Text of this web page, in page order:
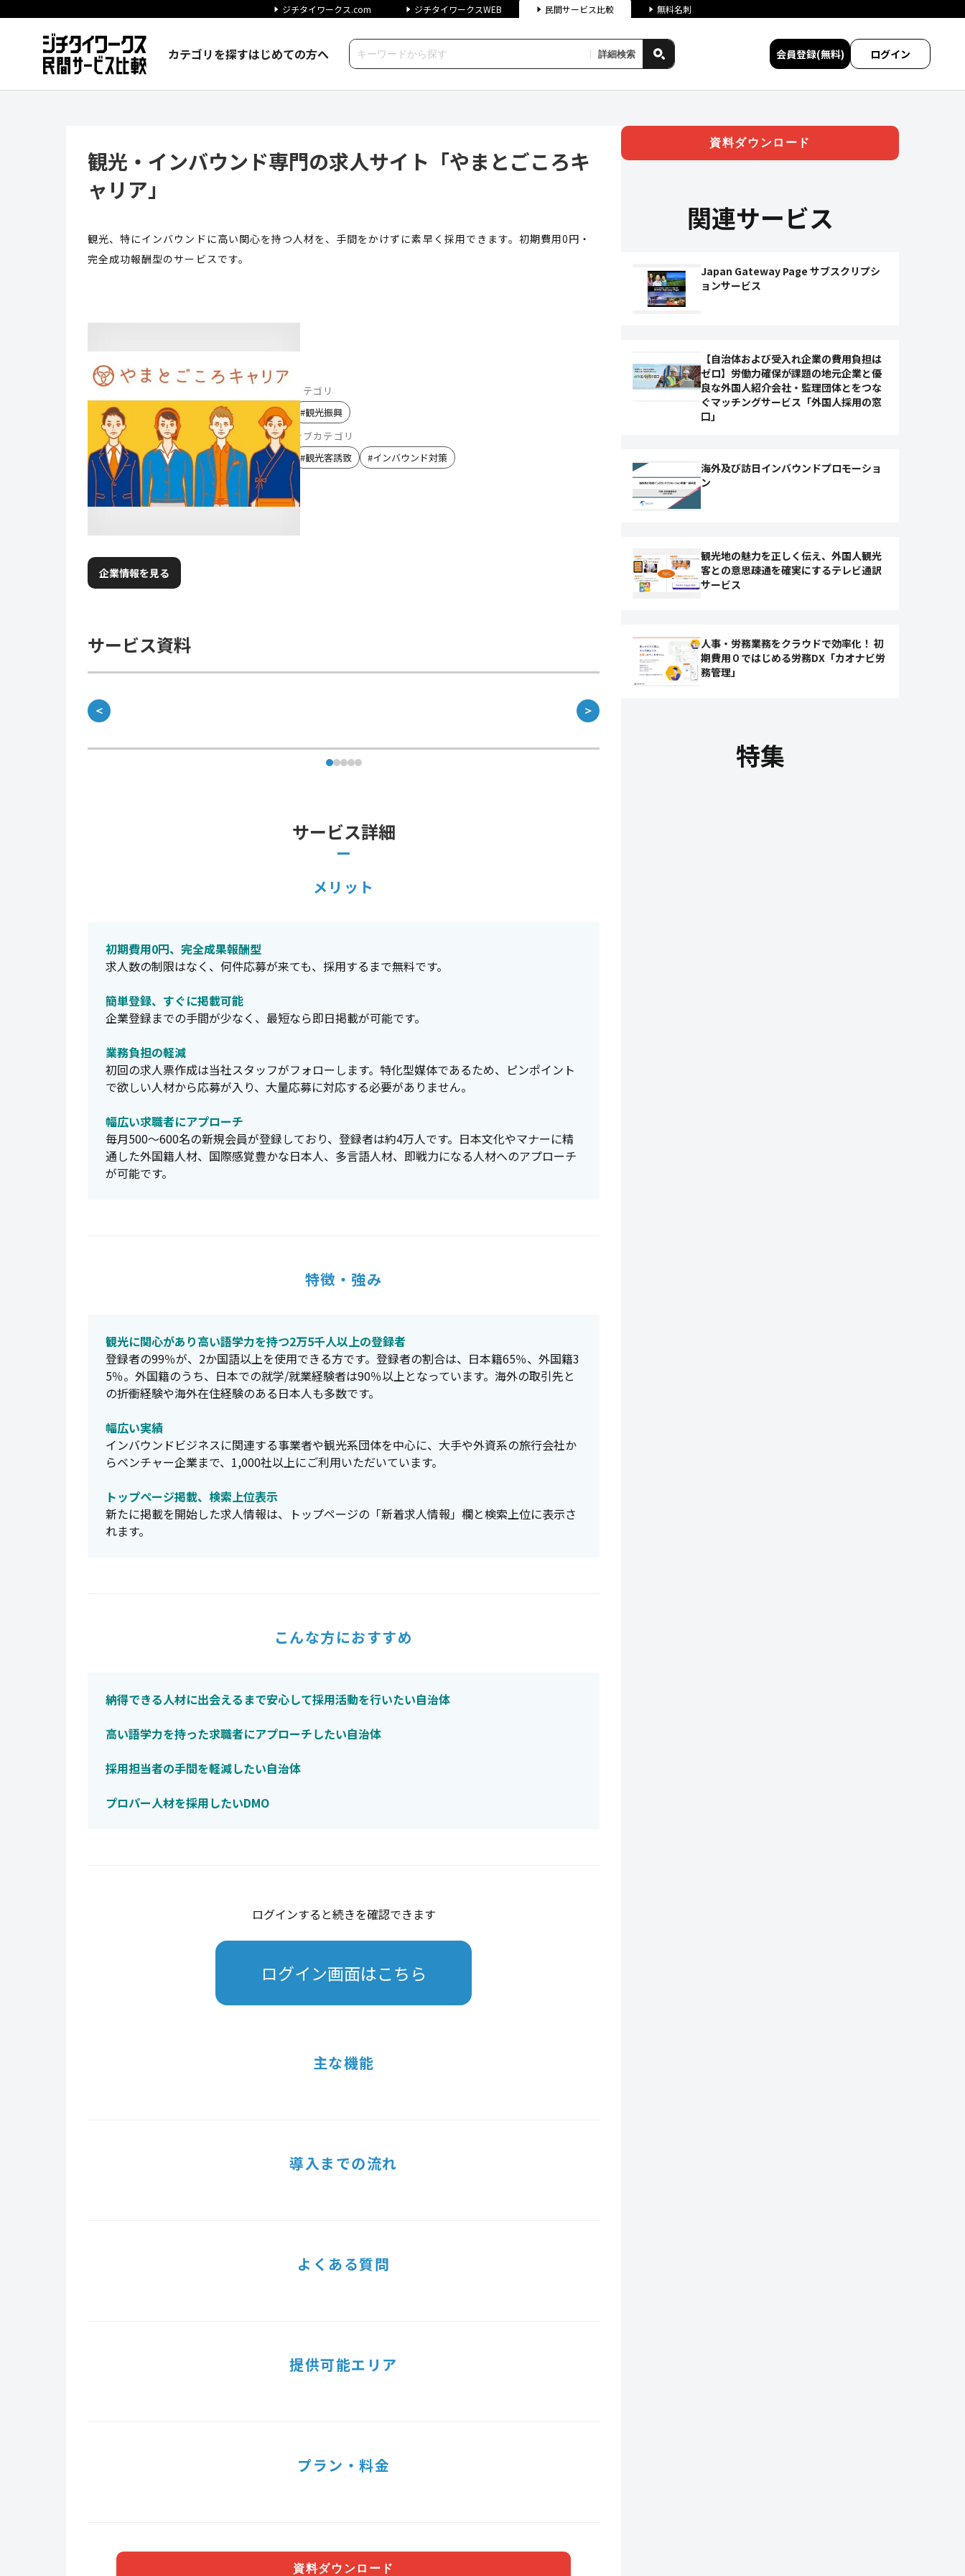
ジチタイワークス.com ジチタイワークスWEB 民間サービス比較 無料名刺
カテゴリを探すはじめての方へ 詳細検索 会員登録(無料) ログイン
観光・インバウンド専門の求人サイト「やまとごころキ
ャリア」
観光、特にインバウンドに高い関心を持つ人材を、手間をかけずに素早く採用できます。初期費用0円・
完全成功報酬型のサービスです。
カテゴリ
#観光振興
サブカテゴリ
#観光客誘致 #インバウンド対策
企業情報を見る
サービス資料
＜ ＞
サービス詳細
メリット
初期費用0円、完全成果報酬型
求人数の制限はなく、何件応募が来ても、採用するまで無料です。
簡単登録、すぐに掲載可能
企業登録までの手間が少なく、最短なら即日掲載が可能です。
業務負担の軽減
初回の求人票作成は当社スタッフがフォローします。特化型媒体であるため、ピンポイント
で欲しい人材から応募が入り、大量応募に対応する必要がありません。
幅広い求職者にアプローチ
毎月500～600名の新規会員が登録しており、登録者は約4万人です。日本文化やマナーに精
通した外国籍人材、国際感覚豊かな日本人、多言語人材、即戦力になる人材へのアプローチ
が可能です。
特徴・強み
観光に関心があり高い語学力を持つ2万5千人以上の登録者
登録者の99％が、2か国語以上を使用できる方です。登録者の割合は、日本籍65％、外国籍3
5％。外国籍のうち、日本での就学/就業経験者は90％以上となっています。海外の取引先と
の折衝経験や海外在住経験のある日本人も多数です。
幅広い実績
インバウンドビジネスに関連する事業者や観光系団体を中心に、大手や外資系の旅行会社か
らベンチャー企業まで、1,000社以上にご利用いただいています。
トップページ掲載、検索上位表示
新たに掲載を開始した求人情報は、トップページの「新着求人情報」欄と検索上位に表示さ
れます。
こんな方におすすめ
納得できる人材に出会えるまで安心して採用活動を行いたい自治体
高い語学力を持った求職者にアプローチしたい自治体
採用担当者の手間を軽減したい自治体
プロパー人材を採用したいDMO
ログインすると続きを確認できます
ログイン画面はこちら
主な機能
導入までの流れ
よくある質問
提供可能エリア
プラン・料金
資料ダウンロード
資料ダウンロード
関連サービス
Japan Gateway Page サブスクリプシ
ョンサービス
【自治体および受入れ企業の費用負担は
ゼロ】労働力確保が課題の地元企業と優
良な外国人紹介会社・監理団体とをつな
ぐマッチングサービス「外国人採用の窓
口」
海外及び訪日インバウンドプロモーショ
ン
観光地の魅力を正しく伝え、外国人観光
客との意思疎通を確実にするテレビ通訳
サービス
人事・労務業務をクラウドで効率化！ 初
期費用０ではじめる労務DX「カオナビ労
務管理」
特集